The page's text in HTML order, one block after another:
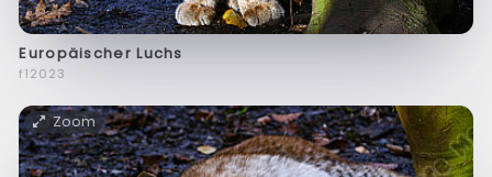
Europäischer Luchs
f12023
Zoom